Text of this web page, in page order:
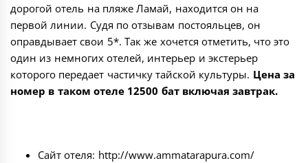
дорогой отель на пляже Ламай, находится он на
первой линии. Судя по отзывам постояльцев, он
оправдывает свои 5*. Так же хочется отметить, что это
один из немногих отелей, интерьер и экстерьер
которого передает частичку тайской культуры. Цена за
номер в таком отеле 12500 бат включая завтрак.
Сайт отеля: http://www.ammatarapura.com/